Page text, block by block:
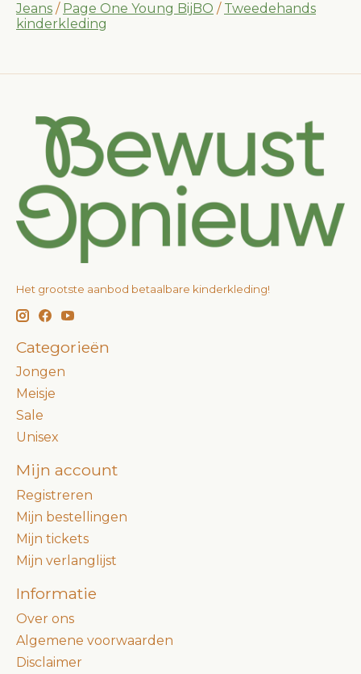
Jeans / Page One Young BijBO / Tweedehands
kinderkleding
Het grootste aanbod betaalbare kinderkleding!
Categorieën
Jongen
Meisje
Sale
Unisex
Mijn account
Registreren
Mijn bestellingen
Mijn tickets
Mijn verlanglijst
Informatie
Over ons
Algemene voorwaarden
Disclaimer